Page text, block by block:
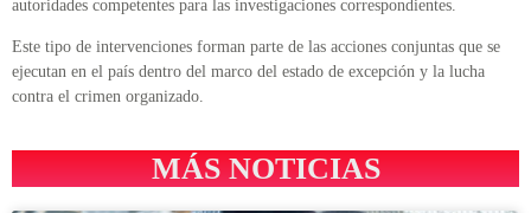
autoridades competentes para las investigaciones correspondientes.
Este tipo de intervenciones forman parte de las acciones conjuntas que se
ejecutan en el país dentro del marco del estado de excepción y la lucha
contra el crimen organizado.
MÁS NOTICIAS